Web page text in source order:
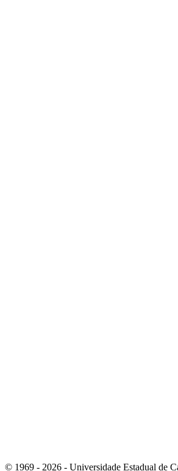
© 1969 - 2026 - Universidade Estadual de